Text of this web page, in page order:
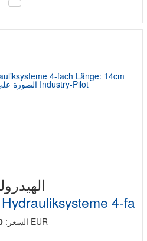
4-fa
السعر: EUR